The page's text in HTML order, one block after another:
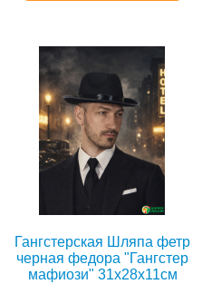
Гангстерская Шляпа фетр
черная федора "Гангстер
мафиози" 31x28x11см